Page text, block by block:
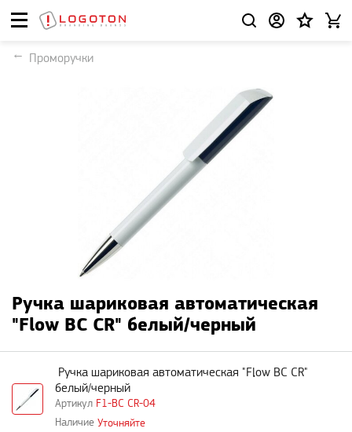
Проморучки
Ручка шариковая автоматическая
"Flow BC CR" белый/черный
F1-BC CR-04
Ручка шариковая автоматическая "Flow BC CR"
белый/черный
Уточняйте